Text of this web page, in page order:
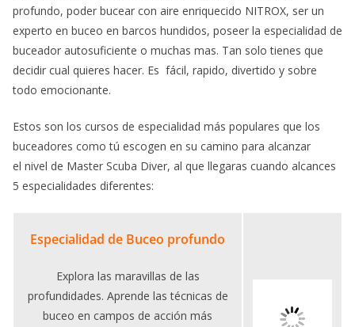
profundo, poder bucear con aire enriquecido NITROX, ser un
experto en buceo en barcos hundidos, poseer la especialidad de
buceador autosuficiente o muchas mas. Tan solo tienes que
decidir cual quieres hacer. Es fácil, rapido, divertido y sobre
todo emocionante.
Estos son los cursos de especialidad más populares que los
buceadores como tú escogen en su camino para alcanzar
el nivel de Master Scuba Diver, al que llegaras cuando alcances
5 especialidades diferentes:
Especialidad de Buceo profundo
Explora las maravillas de las
profundidades. Aprende las técnicas de
buceo en campos de acción más